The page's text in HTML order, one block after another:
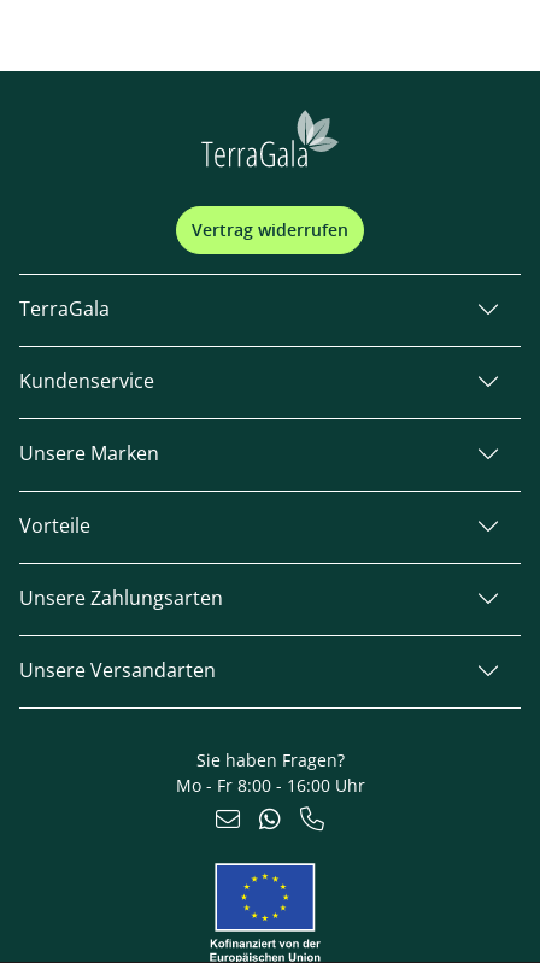
Vertrag widerrufen
TerraGala
Kundenservice
Unsere Marken
Vorteile
Unsere Zahlungsarten
Unsere Versandarten
Sie haben Fragen?
Mo - Fr 8:00 - 16:00 Uhr